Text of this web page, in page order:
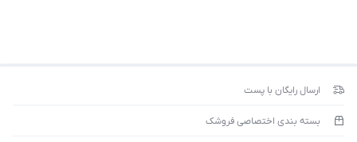
ارسال رایگان با پست
بسته بندی اختصاصی فروشک